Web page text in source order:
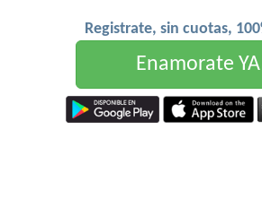
Registrate, sin cuotas,
Enamorate